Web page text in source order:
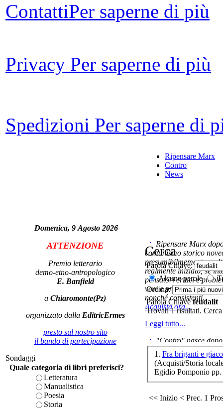
in
La
ContattiPer saperne di più
Privacy Per saperne di più
Spedizioni Per saperne di
Domenica, 9 Agosto 2026
ATTENZIONE
Premio letterario
demo-etno-antropologico
E. Banfield
a Chiaromonte(Pz)
organizzato dalla EditricErmes
presto sul nostro sito
il bando di partecipazione
Sondaggi
Quale categoria di libri preferisci?
Letteratura
Manualistica
Poesia
Storia
Ripensare Marx
Contro
News
Ripensare Marx
comunismo storico
presumibilmemente
realmente iniziato, se
pensatori critici e
vere e proprie correnti
nonché consistenti.
Acquista ora...
Leggi tutto...
"Contro" nasce
cominciato con la
ripensaremarx. i saggi
questa collaborazione
è teorica, sempre però
presente fase.
Acquista ora...
Cerca
Parola Chiave:
Alcune parole
Ordina:
Parola Chiavefeudalit
Trovati 1 risultati.
1. Fra briganti e
(Acquisti/Storia
Egidio Pomponio
<< Inizio < Prec. 1